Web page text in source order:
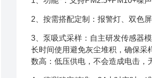
2、按需搭配定制：报警灯、双色
3、泵吸式采样：自主研发传感器
长时间使用避免灰尘堆积，确保
数高：低压供电，不会造成电击，